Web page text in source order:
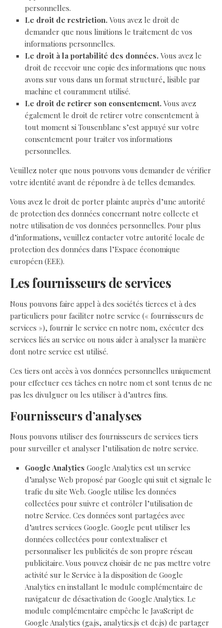
personnelles.
Le droit de restriction. Vous avez le droit de
demander que nous limitions le traitement de vos
informations personnelles.
Le droit à la portabilité des données. Vous avez le
droit de recevoir une copie des informations que nous
avons sur vous dans un format structuré, lisible par
machine et couramment utilisé.
Le droit de retirer son consentement. Vous avez
également le droit de retirer votre consentement à
tout moment si Tousenblanc s’est appuyé sur votre
consentement pour traiter vos informations
personnelles.
Veuillez noter que nous pouvons vous demander de vérifier
votre identité avant de répondre à de telles demandes.
Vous avez le droit de porter plainte auprès d’une autorité
de protection des données concernant notre collecte et
notre utilisation de vos données personnelles. Pour plus
d’informations, veuillez contacter votre autorité locale de
protection des données dans l’Espace économique
européen (EEE).
Les fournisseurs de services
Nous pouvons faire appel à des sociétés tierces et à des
particuliers pour faciliter notre service (« fournisseurs de
services »), fournir le service en notre nom, exécuter des
services liés au service ou nous aider à analyser la manière
dont notre service est utilisé.
Ces tiers ont accès à vos données personnelles uniquement
pour effectuer ces tâches en notre nom et sont tenus de ne
pas les divulguer ou les utiliser à d’autres fins.
Fournisseurs d’analyses
Nous pouvons utiliser des fournisseurs de services tiers
pour surveiller et analyser l’utilisation de notre service.
Google Analytics Google Analytics est un service
d’analyse Web proposé par Google qui suit et signale le
trafic du site Web. Google utilise les données
collectées pour suivre et contrôler l’utilisation de
notre Service. Ces données sont partagées avec
d’autres services Google. Google peut utiliser les
données collectées pour contextualiser et
personnaliser les publicités de son propre réseau
publicitaire. Vous pouvez choisir de ne pas mettre votre
activité sur le Service à la disposition de Google
Analytics en installant le module complémentaire de
navigateur de désactivation de Google Analytics. Le
module complémentaire empêche le JavaScript de
Google Analytics (ga.js, analytics.js et dc.js) de partager